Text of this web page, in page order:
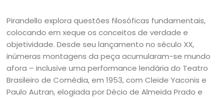
Pirandello explora questões filosóficas fundamentais,
colocando em xeque os conceitos de verdade e
objetividade. Desde seu lançamento no século XX,
inúmeras montagens da peça acumularam-se mundo
afora – inclusive uma performance lendária do Teatro
Brasileiro de Comédia, em 1953, com Cleide Yaconis e
Paulo Autran, elogiada por Décio de Almeida Prado e